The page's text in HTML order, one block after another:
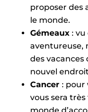
proposer des
le monde.
Gémeaux: vu
aventureuse,
des vacances
nouvel
Cancer : pour
vous sera